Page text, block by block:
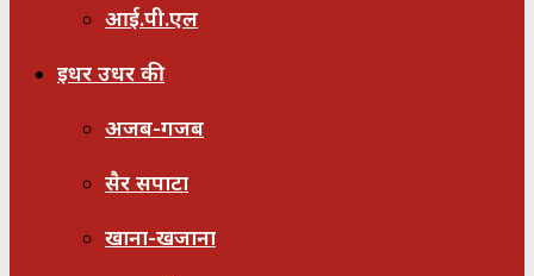
आई.पी.एल
इधर उधर की
अजब-गजब
सैर सपाटा
खाना-खजाना